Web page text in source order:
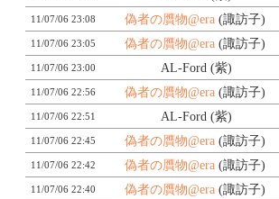
11/07/06 23:08 偽者の贋物@era (諏訪子)
11/07/06 23:05 偽者の贋物@era (諏訪子)
11/07/06 23:00 AL-Ford (紫)
11/07/06 22:56 偽者の贋物@era (諏訪子)
11/07/06 22:51 AL-Ford (紫)
11/07/06 22:45 偽者の贋物@era (諏訪子)
11/07/06 22:42 偽者の贋物@era (諏訪子)
11/07/06 22:40 偽者の贋物@era (諏訪子)